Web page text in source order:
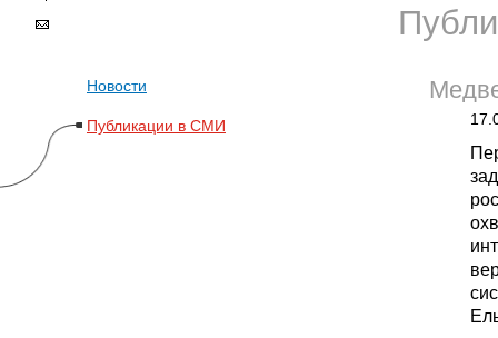
Новости
Публикации в СМИ